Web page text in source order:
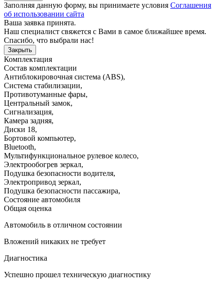
Заполняя данную форму, вы принимаете условия Соглашения
об использовании сайта
Ваша заявка принята.
Наш специалист свяжется с Вами в самое ближайшее время.
Спасибо, что выбрали нас!
Закрыть
Комплектация
Состав комплектации
Антиблокировочная система (ABS),
Система стабилизации,
Противотуманные фары,
Центральный замок,
Сигнализация,
Камера задняя,
Диски 18,
Бортовой компьютер,
Bluetooth,
Мультифункциональное рулевое колесо,
Электрообогрев зеркал,
Подушка безопасности водителя,
Электропривод зеркал,
Подушка безопасности пассажира,
Состояние автомобиля
Общая оценка
Автомобиль в отличном состоянии
Вложений никаких не требует
Диагностика
Успешно прошел техническую диагностику